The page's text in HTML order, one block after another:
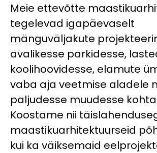
Meie ettevõtte
tegelevad igapäevaselt
mänguväljakute
avalikesse parkidesse,
koolihoovidesse, elamute
vaba aja veetmise aladele
paljudesse muudesse
Koostame nii
maastikuarhitektuurseid
kui ka väiksemaid